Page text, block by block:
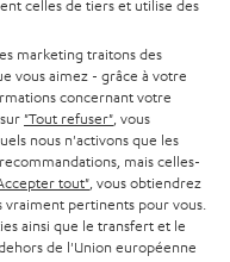
celles de tiers et utilise des
marketing traitons des
vous aimez - grâce à votre
concernant votre
"Tout refuser" , vous
nous n'activons que les
mais celles-
tout" , vous obtiendrez
vraiment pertinents pour vous.
ainsi que le transfert et le
de l'Union européenne